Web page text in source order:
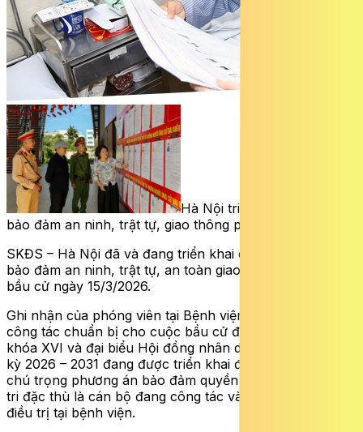
Hà Nội triển khai phương án
bảo đảm an ninh, trật tự, giao thông phục vụ bầu cử
SKĐS – Hà Nội đã và đang triển khai các phương án
bảo đảm an ninh, trật tự, an toàn giao thông phục vụ
bầu cử ngày 15/3/2026.
Ghi nhận của phóng viên tại Bệnh viện 19-8 (Hà Nội),
công tác chuẩn bị cho cuộc bầu cử đại biểu Quốc hội
khóa XVI và đại biểu Hội đồng nhân dân các cấp nhiệm
kỳ 2026 – 2031 đang được triển khai đồng bộ, trong đó
chú trọng phương án bảo đảm quyền bầu cử đối với cử
tri đặc thù là cán bộ đang công tác và bệnh nhân đang
điều trị tại bệnh viện.